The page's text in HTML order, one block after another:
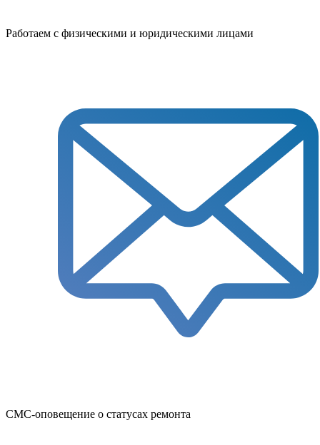
Работаем с физическими и юридическими лицами
СМС-оповещение о статусах ремонта